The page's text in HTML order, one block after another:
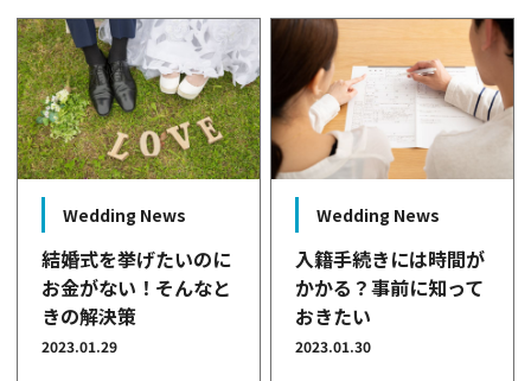
Wedding News
結婚式を挙げたいのに
お金がない！そんなと
きの解決策
2023.01.29
Wedding News
入籍手続きには時間が
かかる？事前に知って
おきたい
2023.01.30